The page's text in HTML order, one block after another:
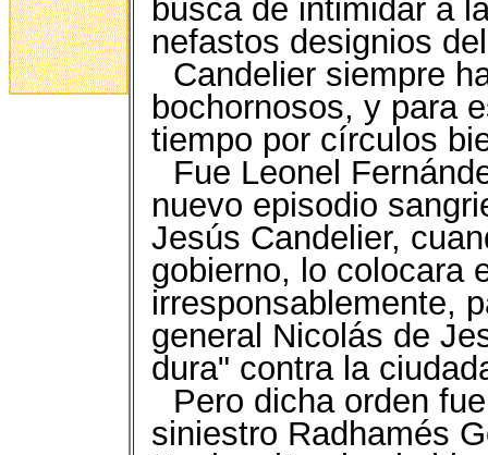
busca de intimidar a
nefastos designios
Candelier siempre
bochornosos, y para
tiempo por círculos
Fue Leonel
nuevo episodio
Jesús Candelier,
gobierno, lo colocara
irresponsablemente,
general Nicolás de
dura" contra la
Pero dicha orden
siniestro Radhamés